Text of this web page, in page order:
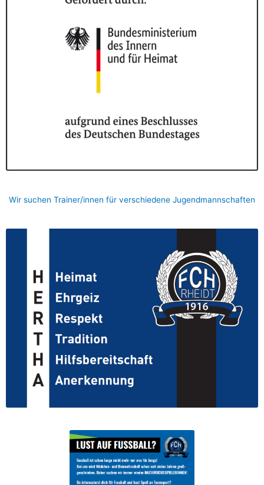
Wir suchen Trainer/innen für verschiedene Jugendmannschaften